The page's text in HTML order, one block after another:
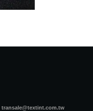
transale@textint.com.tw